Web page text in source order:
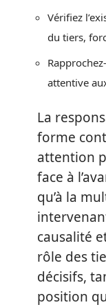
Vérifiez
du tiers,
attentive
La
forme
attention
face à
qu’à la
causalité
rôle des
décisifs,
position